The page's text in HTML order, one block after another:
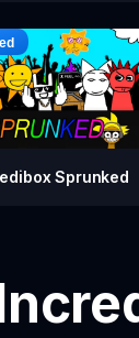
Sprunked